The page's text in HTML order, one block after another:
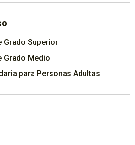
Grado Superior
Grado Medio
para Personas Adultas